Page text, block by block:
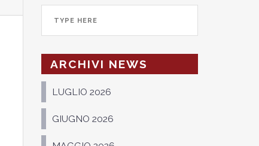
ARCHIVI NEWS
LUGLIO 2026
GIUGNO 2026